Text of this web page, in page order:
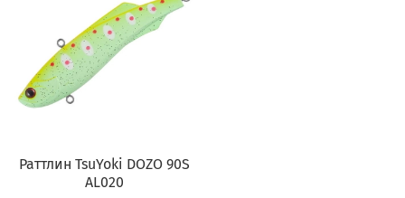
Раттлин TsuYoki DOZO 90S
AL020